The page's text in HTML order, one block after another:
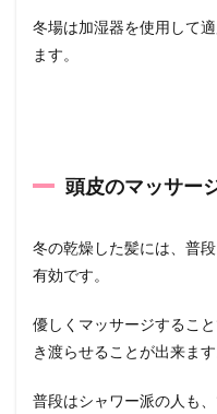
冬場は加湿器を使用して
ます。
頭皮のマッサー
冬の乾燥した髪には、普
有効です。
優しくマッサージするこ
き渡らせることが出来ます
普段はシャワー派の人も